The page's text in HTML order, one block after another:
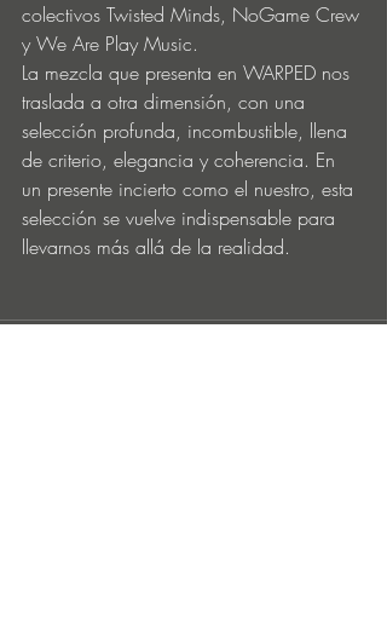
colectivos Twisted Minds, NoGame Crew
y We Are Play Music.
La mezcla que presenta en WARPED nos
traslada a otra dimensión, con una
selección profunda, incombustible, llena
de criterio, elegancia y coherencia. En
un presente incierto como el nuestro, esta
selección se vuelve indispensable para
llevarnos más allá de la realidad.